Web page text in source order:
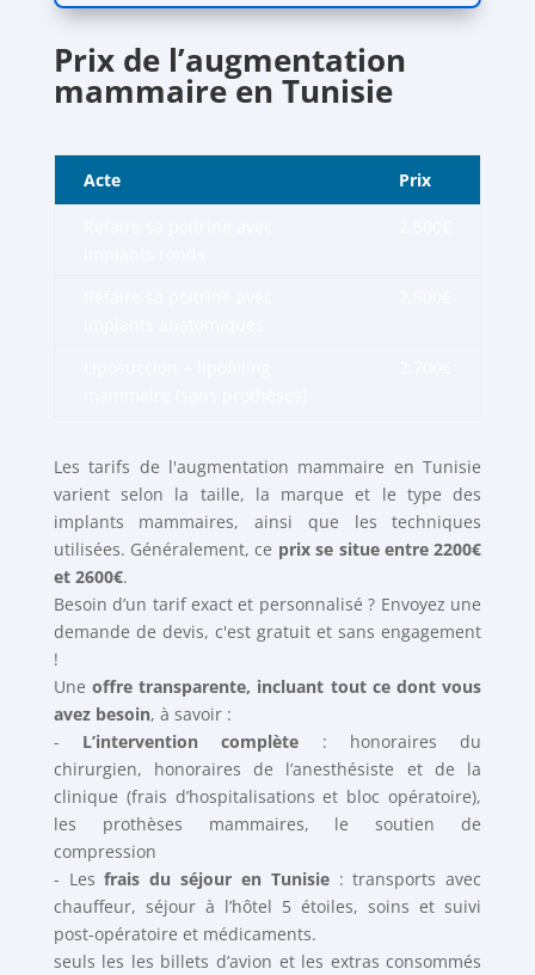
Prix de l’augmentation
mammaire en Tunisie
Acte Prix
Les tarifs de l'augmentation mammaire en Tunisie
varient selon la taille, la marque et le type des
implants mammaires, ainsi que les techniques
utilisées. Généralement, ce prix se situe entre 2200€
et 2600€.
Besoin d’un tarif exact et personnalisé ? Envoyez une
demande de devis, c'est gratuit et sans engagement
!
Une offre transparente, incluant tout ce dont vous
avez besoin, à savoir :
- L’intervention complète : honoraires du
chirurgien, honoraires de l’anesthésiste et de la
clinique (frais d’hospitalisations et bloc opératoire),
les prothèses mammaires, le soutien de
compression
- Lesfrais du séjour en Tunisie: transports avec
chauffeur, séjour à l’hôtel 5 étoiles, soins et suivi
post-opératoire et médicaments.
seuls les les billets d’avion et les extras consommés